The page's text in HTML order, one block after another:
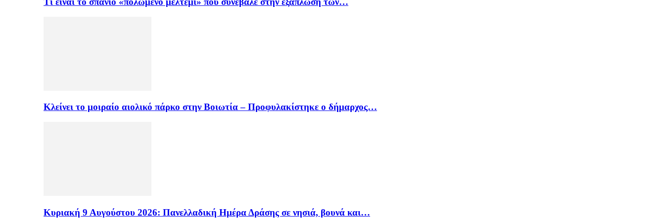
Κλείνει το μοιραίο αιολικό πάρκο στην Βοιωτία – Προφυλακίστηκε ο δήμαρχος…
Κυριακή 9 Αυγούστου 2026: Πανελλαδική Ημέρα Δράσης σε νησιά, βουνά και…